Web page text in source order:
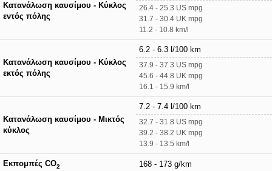
Κατανάλωση καυσίμου - Κύκλος
εντός πόλης
26.4 - 25.3 US mpg
31.7 - 30.4 UK mpg
11.2 - 10.8 km/l
Κατανάλωση καυσίμου - Κύκλος
εκτός πόλης
6.2 - 6.3 l/100 km
37.9 - 37.3 US mpg
45.6 - 44.8 UK mpg
16.1 - 15.9 km/l
Κατανάλωση καυσίμου - Μικτός
κύκλος
7.2 - 7.4 l/100 km
32.7 - 31.8 US mpg
39.2 - 38.2 UK mpg
13.9 - 13.5 km/l
Εκπομπές CO2 168 - 173 g/km